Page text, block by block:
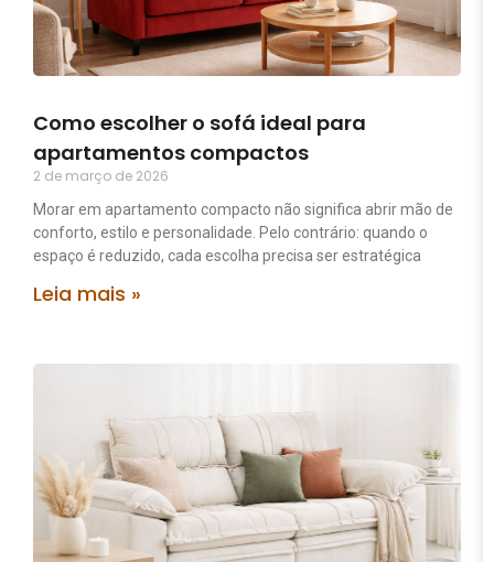
Como escolher o sofá ideal para
apartamentos compactos
2 de março de 2026
Morar em apartamento compacto não significa abrir mão de
conforto, estilo e personalidade. Pelo contrário: quando o
espaço é reduzido, cada escolha precisa ser estratégica
Leia mais »